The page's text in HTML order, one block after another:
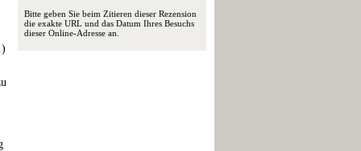
Bitte geben Sie beim Zitieren dieser Rezension
die exakte URL und das Datum Ihres Besuchs
dieser Online-Adresse an.